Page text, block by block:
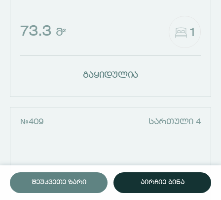
ᲨᲔᲣᲙᲕᲔᲗᲔ ᲖᲐᲠᲘ ᲐᲘᲠᲩᲘᲔ ᲑᲘᲜᲐ
73.3 Მ² 1
გაყიდულია
№409 ᲡᲐᲠᲗᲣᲚᲘ 4